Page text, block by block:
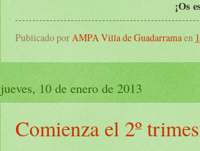
¡Os
Publicado porAMPA Villa de Guadarramaen
jueves, 10 de enero de 2013
Comienza el 2º